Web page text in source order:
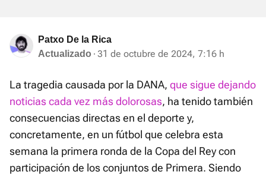
Patxo De la Rica
Actualizado
31 de octubre de 2024, 7:16 h
La tragedia causada por la DANA, que sigue dejando
noticias cada vez más dolorosas, ha tenido también
consecuencias directas en el deporte y,
concretamente, en un fútbol que celebra esta
semana la primera ronda de la Copa del Rey con
participación de los conjuntos de Primera. Siendo